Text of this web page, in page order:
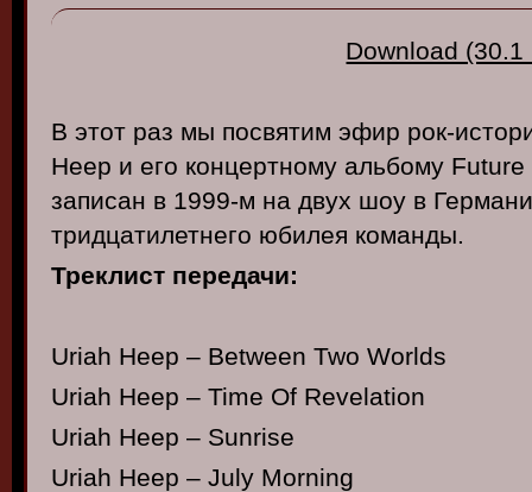
Download (30.1
В этот раз мы посвятим эфир рок-
Heep и его концертному альбому
записан в 1999-м на двух шоу в
тридцатилетнего юбилея команды.
Треклист передачи:
Uriah Heep – Between Two Worlds
Uriah Heep – Time Of Revelation
Uriah Heep – Sunrise
Uriah Heep – July Morning